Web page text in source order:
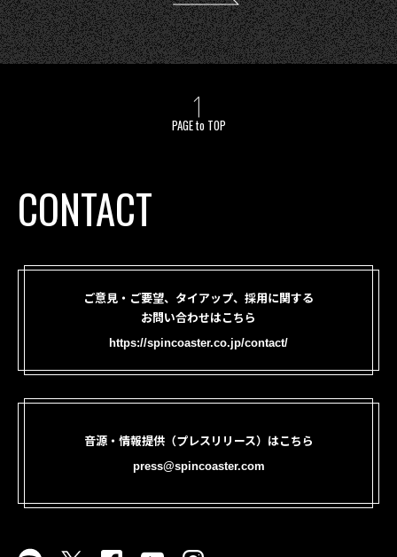
PAGE to TOP
CONTACT
ご意見・ご要望、タイアップ、採用に関する
お問い合わせはこちら
https://spincoaster.co.jp/contact/
音源・情報提供（プレスリリース）はこちら
press@spincoaster.com